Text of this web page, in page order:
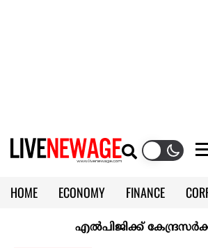
HOME ECONOMY FINANCE
KERALA @70
എല്‍പിജിക്ക് കേന്ദ്രസർക്കാർ